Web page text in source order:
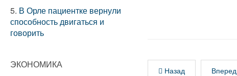
Назад Вперед
5. В Орле пациентке вернули
способность двигаться и
говорить
ЭКОНОМИКА